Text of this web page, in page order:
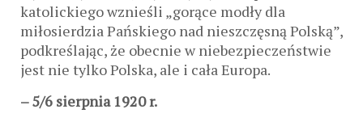
katolickiego wznieśli „gorące modły dla
miłosierdzia Pańskiego nad nieszczęsną Polską”,
podkreślając, że obecnie w niebezpieczeństwie
jest nie tylko Polska, ale i cała Europa.
– 5/6 sierpnia 1920 r.